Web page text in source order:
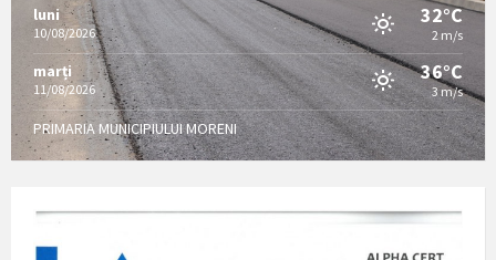
luni
10/08/2026
32°C
2 m/s
marți
11/08/2026
36°C
3 m/s
PRIMARIA MUNICIPIULUI MORENI